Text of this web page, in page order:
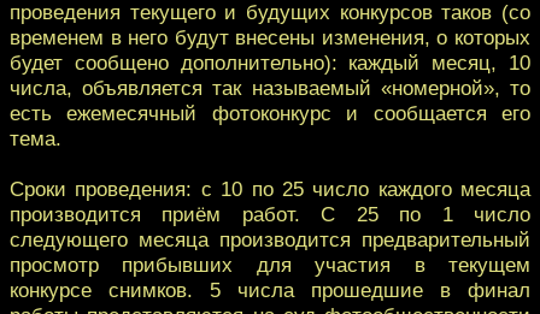
проведения текущего и будущих конкурсов таков (со
временем в него будут внесены изменения, о которых
будет сообщено дополнительно): каждый месяц, 10
числа, объявляется так называемый «номерной», то
есть ежемесячный фотоконкурс и сообщается его
тема.
Сроки проведения: с 10 по 25 число каждого месяца
производится приём работ. С 25 по 1 число
следующего месяца производится предварительный
просмотр прибывших для участия в текущем
конкурсе снимков. 5 числа прошедшие в финал